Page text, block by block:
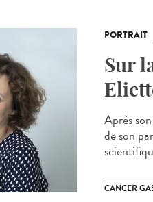
PORTRAIT
Sur
Après
de son
CANCER